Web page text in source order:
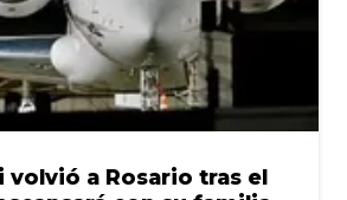
volvió a Rosario tras el